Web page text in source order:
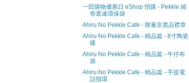
一田購物優惠日 eShop 預購 - Pekkle 縮
骨遮連環保袋
Ahiru No Pekkle Cafe - 限量非賣品襟章
Ahiru No Pekkle Cafe - 精品篇 - 8寸陶瓷
碟
Ahiru No Pekkle Cafe - 精品篇 - 牛仔布
袋
Ahiru No Pekkle Cafe - 精品篇 - 手提電
話指環